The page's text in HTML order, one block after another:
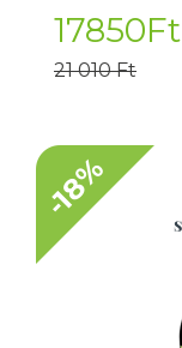
17850Ft
21 010 Ft
-18%